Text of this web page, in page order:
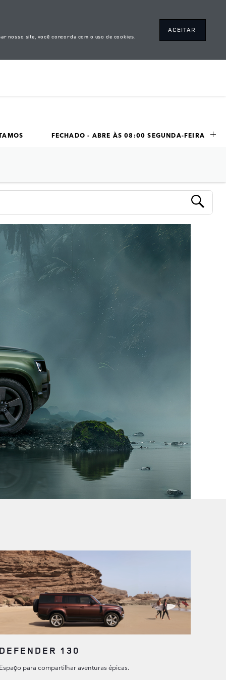
nosso site, você concorda com o uso de cookies.
ACEITAR
FECHADO - ABRE ÀS 08:00 SEGUNDA-FEIRA
OPENS IN NEW TAB
Submit
DEFENDER 130
Espaço para compartilhar aventuras épicas.